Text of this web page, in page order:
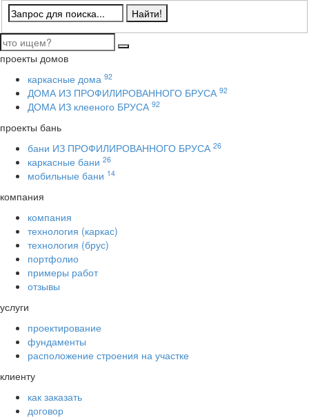
проекты домов
каркасные дома 92
ДОМА ИЗ ПРОФИЛИРОВАННОГО БРУСА 92
ДОМА ИЗ клееного БРУСА 92
проекты бань
бани ИЗ ПРОФИЛИРОВАННОГО БРУСА 26
каркасные бани 26
мобильные бани 14
компания
компания
технология (каркас)
технология (брус)
портфолио
примеры работ
отзывы
услуги
проектирование
фундаменты
расположение строения на участке
клиенту
как заказать
договор